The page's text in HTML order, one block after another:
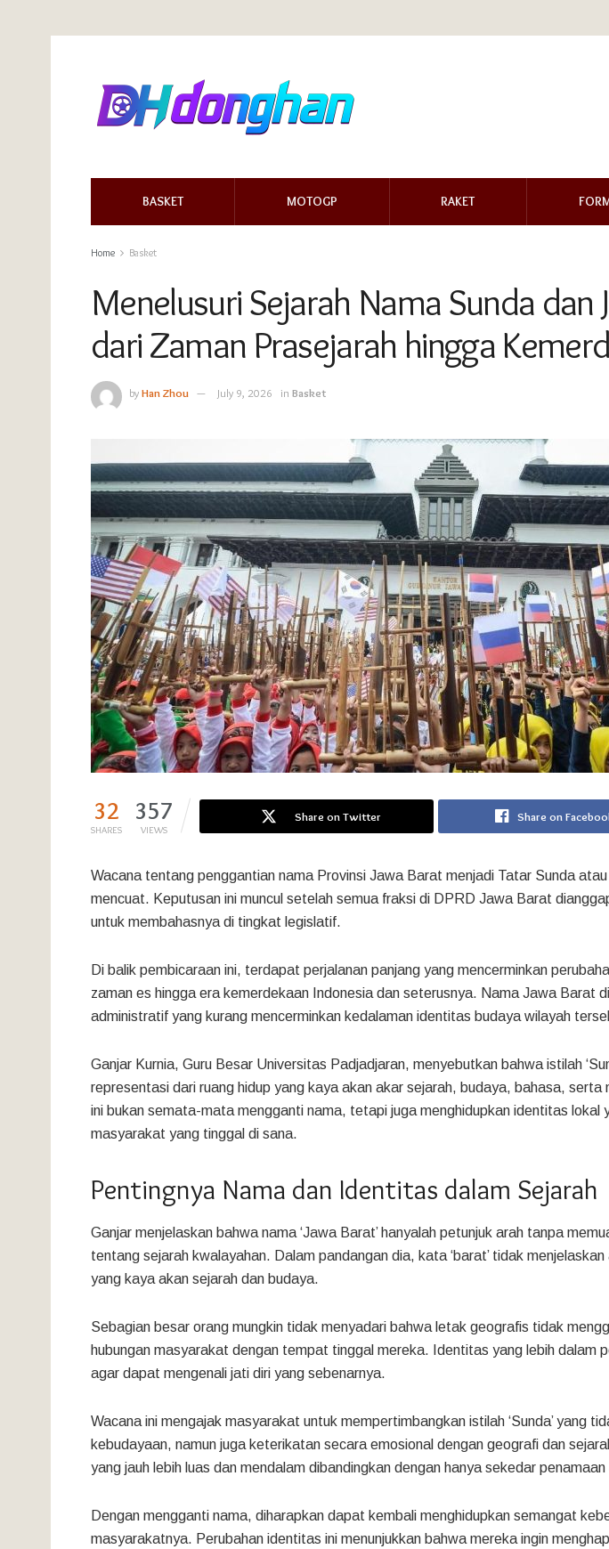
BASKET MOTOGP RAKET
Home Basket
Menelusuri Sejarah Nama Sunda dan
dari Zaman Prasejarah hingga
byHan Zhou July 9, 2026 in Basket
32
SHARES
357
VIEWS
Share on Twitter Share on
Wacana tentang penggantian nama Provinsi Jawa Barat menjadi Tatar Sunda
mencuat. Keputusan ini muncul setelah semua fraksi di DPRD Jawa Barat
untuk membahasnya di tingkat legislatif.
Di balik pembicaraan ini, terdapat perjalanan panjang yang mencerminkan
zaman es hingga era kemerdekaan Indonesia dan seterusnya. Nama Jawa Barat
administratif yang kurang mencerminkan kedalaman identitas budaya wilayah
Ganjar Kurnia, Guru Besar Universitas Padjadjaran, menyebutkan bahwa istilah
representasi dari ruang hidup yang kaya akan akar sejarah, budaya, bahasa, serta
ini bukan semata-mata mengganti nama, tetapi juga menghidupkan identitas lokal
masyarakat yang tinggal di sana.
Pentingnya Nama dan Identitas dalam Sejarah
Ganjar menjelaskan bahwa nama ‘Jawa Barat’ hanyalah petunjuk arah tanpa
tentang sejarah kwalayahan. Dalam pandangan dia, kata ‘barat’ tidak
yang kaya akan sejarah dan budaya.
Sebagian besar orang mungkin tidak menyadari bahwa letak geografis tidak
hubungan masyarakat dengan tempat tinggal mereka. Identitas yang lebih dalam
agar dapat mengenali jati diri yang sebenarnya.
Wacana ini mengajak masyarakat untuk mempertimbangkan istilah ‘Sunda’ yang
kebudayaan, namun juga keterikatan secara emosional dengan geografi dan
yang jauh lebih luas dan mendalam dibandingkan dengan hanya sekedar
Dengan mengganti nama, diharapkan dapat kembali menghidupkan semangat
masyarakatnya. Perubahan identitas ini menunjukkan bahwa mereka ingin